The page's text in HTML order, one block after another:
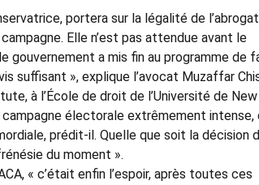
portera sur la légalité de
Elle n’est pas attendue avant le
gouvernement a mis fin au programme de
suffisant », explique l’avocat Muzaffar
à l’École de droit de l’Université de New
campagne électorale extrêmement intense,
prédit-il. Quelle que soit la décision
du moment ».
« c’était enfin l’espoir, après toutes ces